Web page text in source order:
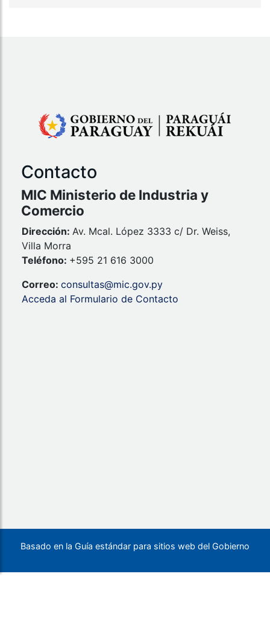
Contacto
MIC Ministerio de Industria y
Comercio
Dirección: Av. Mcal. López 3333 c/ Dr. Weiss,
Villa Morra
Teléfono: +595 21 616 3000
Correo: consultas@mic.gov.py
Acceda al Formulario de Contacto
Basado en la Guía estándar para sitios web del Gobierno